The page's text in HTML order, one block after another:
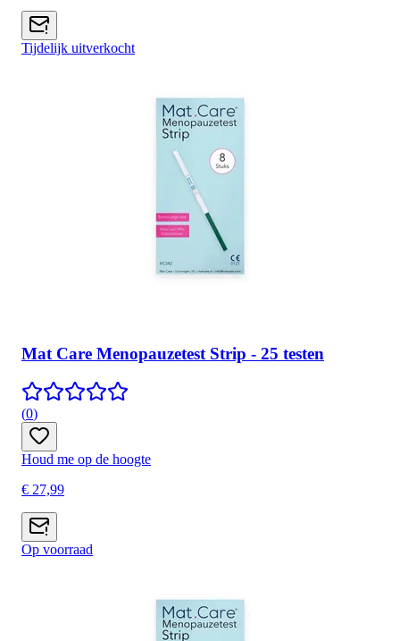
Tijdelijk uitverkocht
Mat Care Menopauzetest Strip - 25 testen
(0)
Houd me op de hoogte
€ 27,99
Op voorraad